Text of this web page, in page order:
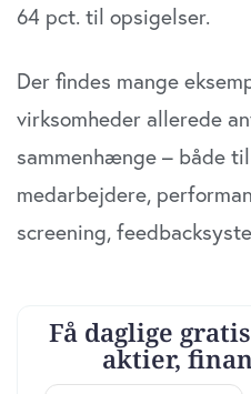
din brug af vores website
data med andre oplysninger,
de har indsamlet fra din brug
samtykker til vores
anvende vores hjemmeside.
64 pct. til opsigelser.
Der findes mange
virksomheder allerede
sammenhænge – både
medarbejdere,
screening,